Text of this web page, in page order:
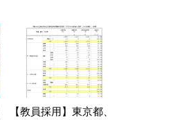
【教員採用】東京都、